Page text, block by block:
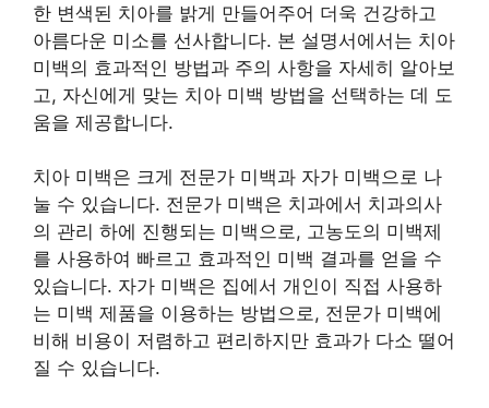
한 변색된 치아를 밝게 만들어주어 더욱 건강하고
아름다운 미소를 선사합니다. 본 설명서에서는 치아
미백의 효과적인 방법과 주의 사항을 자세히 알아보
고, 자신에게 맞는 치아 미백 방법을 선택하는 데 도
움을 제공합니다.
치아 미백은 크게 전문가 미백과 자가 미백으로 나
눌 수 있습니다. 전문가 미백은 치과에서 치과의사
의 관리 하에 진행되는 미백으로, 고농도의 미백제
를 사용하여 빠르고 효과적인 미백 결과를 얻을 수
있습니다. 자가 미백은 집에서 개인이 직접 사용하
는 미백 제품을 이용하는 방법으로, 전문가 미백에
비해 비용이 저렴하고 편리하지만 효과가 다소 떨어
질 수 있습니다.